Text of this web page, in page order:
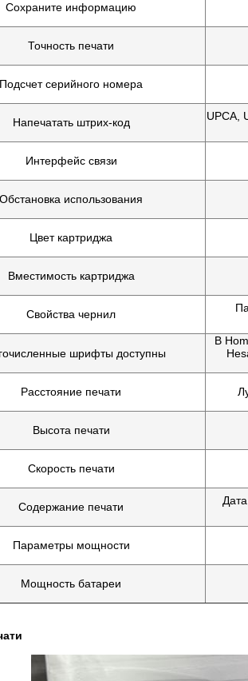
Сохраните информацию
Точность печати
Подсчет серийного номера
Напечатать штрих-код
UPCA,
Интерфейс связи
Обстановка использования
Цвет картриджа
Вместимость картриджа
Свойства чернил
шрифты доступны
B
Расстояние печати
Высота печати
Скорость печати
Содержание печати
Параметры мощности
Мощность батареи